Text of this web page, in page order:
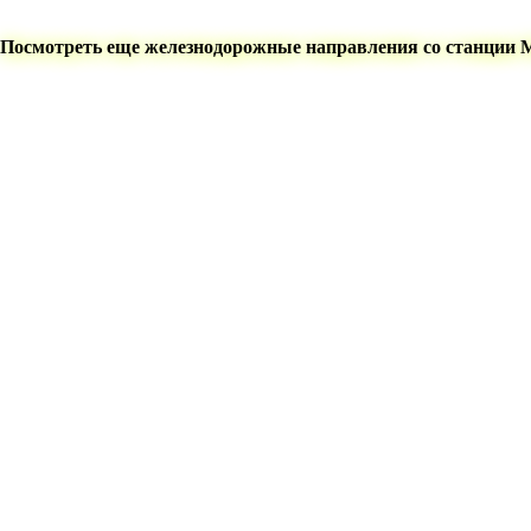
Посмотреть еще железнодорожные направления со станции